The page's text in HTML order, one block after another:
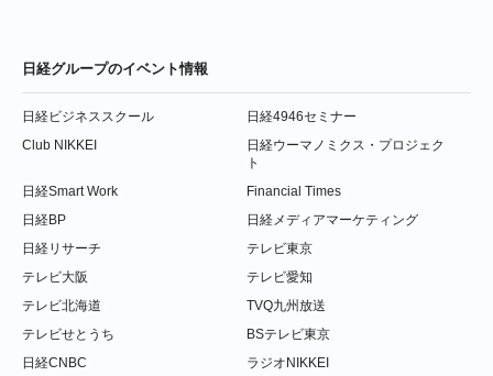
日経グループのイベント情報
日経ビジネススクール
日経4946セミナー
Club NIKKEI
日経ウーマノミクス・プロジェク
ト
日経Smart Work
Financial Times
日経BP
日経メディアマーケティング
日経リサーチ
テレビ東京
テレビ大阪
テレビ愛知
テレビ北海道
TVQ九州放送
テレビせとうち
BSテレビ東京
日経CNBC
ラジオNIKKEI